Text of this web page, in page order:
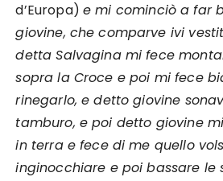
d’Europa) e mi cominciò a far
giovine, che comparve ivi
detta Salvagina mi fece
sopra la Croce e poi mi fece
rinegarlo, e detto giovine
tamburo, e poi detto giovine
in terra e fece di me quello
inginocchiare e poi bassare le